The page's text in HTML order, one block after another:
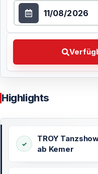
Datum auswählen
Verfügbarkeit prüfen
Highlights
TROY
ab Kemer